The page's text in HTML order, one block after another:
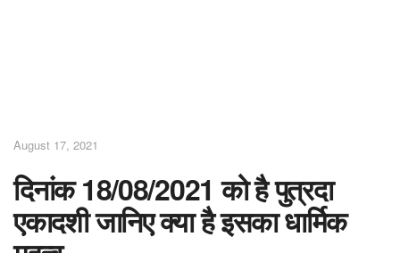
August 17, 2021
दिनांक 18/08/2021 को है पुत्रदा
एकादशी जानिए क्या है इसका धार्मिक